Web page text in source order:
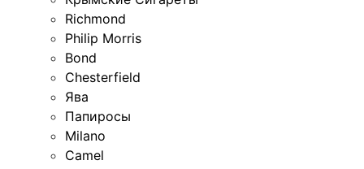
Richmond
Philip Morris
Bond
Chesterfield
Ява
Папиросы
Milano
Camel